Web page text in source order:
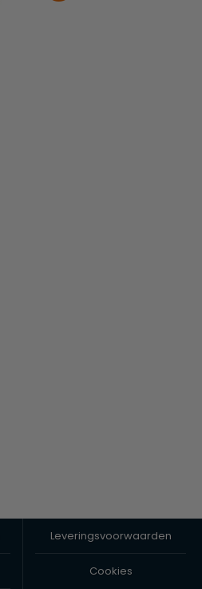
Leveringsvoorwaarden
Cookies